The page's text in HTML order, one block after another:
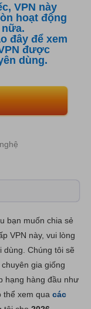
VPN này
hoạt động
nữa.
đây để xem
được
dùng.
bạn muốn chia sẻ
VPN này, vui lòng
Chúng tôi sẽ
gia giống
hạng hàng đầu như
thể xem qua các